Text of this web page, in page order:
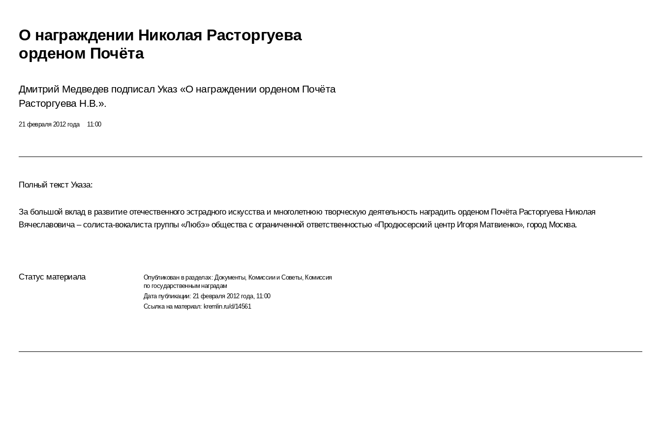
О награждении Николая Расторгуева
орденом Почёта
Дмитрий Медведев подписал Указ «О награждении орденом Почёта
Расторгуева Н.В.».
21 февраля 2012 года 11:00
Полный текст Указа:
За большой вклад в развитие отечественного эстрадного искусства и многолетнюю творческую деятельность наградитьорденом ПочётаРасторгуева Николая
Вячеславовича – солиста-вокалиста группы «Любэ» общества с ограниченной ответственностью «Продюсерский центр Игоря Матвиенко», город Москва.
Статус материала Опубликован в разделах: Документы, Комиссии и Советы, Комиссия
по государственным наградам
Дата публикации: 21 февраля 2012 года, 11:00
Ссылка на материал: kremlin.ru/d/14561